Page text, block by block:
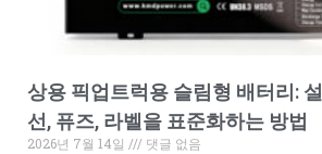
상용 픽업트럭용 슬림형 배터리:
선, 퓨즈, 라벨을 표준화하는 방법
2026년 7월 14일
댓글 없음